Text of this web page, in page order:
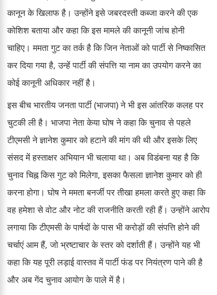
कानून के खिलाफ है। उन्होंने इसे जबरदस्ती कब्जा करने की एक
कोशिश बताया और कहा कि इस मामले की कानूनी जांच होनी
चाहिए। ममता गुट का तर्क है कि जिन नेताओं को पार्टी से निष्कासित
कर दिया गया है, उन्हें पार्टी की संपत्ति या नाम का उपयोग करने का
कोई कानूनी अधिकार नहीं है।
इस बीच भारतीय जनता पार्टी (भाजपा) ने भी इस आंतरिक कलह पर
चुटकी ली है। भाजपा नेता केया घोष ने कहा कि चुनाव से पहले
टीएमसी ने ज्ञानेश कुमार को हटाने की मांग की थी और इसके लिए
संसद में हस्ताक्षर अभियान भी चलाया था। अब विडंबना यह है कि
चुनाव चिह्न किस गुट को मिलेगा, इसका फैसला ज्ञानेश कुमार को ही
करना होगा। घोष ने ममता बनर्जी पर तीखा हमला करते हुए कहा कि
वह हमेशा से वोट और नोट की राजनीति करती रही हैं। उन्होंने आरोप
लगाया कि टीएमसी के पार्षदों के पास भी करोड़ों की संपत्ति होने की
चर्चाएं आम हैं, जो भ्रष्टाचार के स्तर को दर्शाती हैं। उन्होंने यह भी
कहा कि यह पूरी लड़ाई वास्तव में पार्टी फंड पर नियंत्रण पाने की है
और अब गेंद चुनाव आयोग के पाले में है।